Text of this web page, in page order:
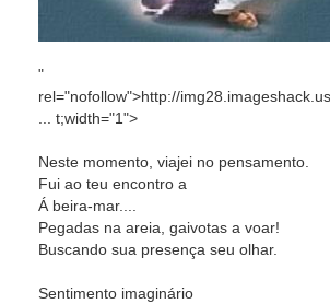
"
rel="nofollow">http://
... t;width="1">
Neste momento, viajei no pensamento.
Fui ao teu encontro a
Á beira-mar....
Pegadas na areia, gaivotas a voar!
Buscando sua presença seu olhar.
Sentimento imaginário